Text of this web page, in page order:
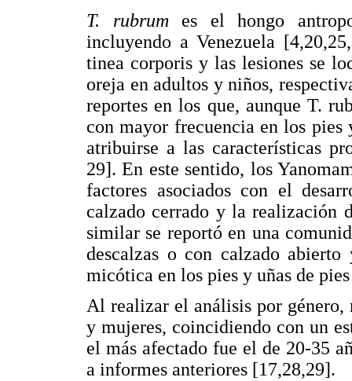
T. rubrum es el hongo
incluyendo a Venezuela
tinea corporis y las lesiones se
oreja en adultos y niños,
reportes en los que, aunque T.
con mayor frecuencia en los pies
atribuirse a las características
29]. En este sentido, los
factores asociados con el
calzado cerrado y la realización
similar se reportó en una
descalzas o con calzado
micótica en los pies y uñas de
Al realizar el análisis por género,
y mujeres, coincidiendo con un
el más afectado fue el de 20-35
a informes anteriores [17,28,29].